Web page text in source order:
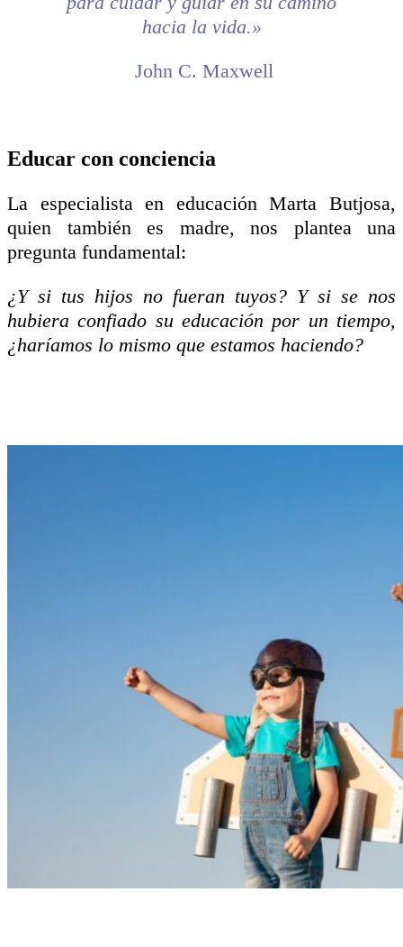
hacia la vida.»
John C. Maxwell
Educar con conciencia
La especialista en educación Marta Butjosa,
quien también es madre, nos plantea una
pregunta fundamental:
¿Y si tus hijos no fueran tuyos? Y si se nos
hubiera confiado su educación por un tiempo,
¿haríamos lo mismo que estamos haciendo?